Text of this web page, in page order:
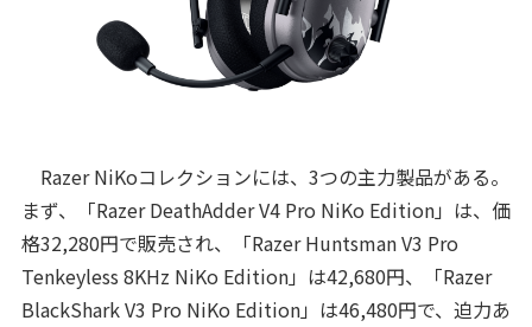
Razer NiKoコレクションには、3つの主力製品がある。
まず、「Razer DeathAdder V4 Pro NiKo Edition」は、価
格32,280円で販売され、「Razer Huntsman V3 Pro
Tenkeyless 8KHz NiKo Edition」は42,680円、「Razer
BlackShark V3 Pro NiKo Edition」は46,480円で、迫力あ